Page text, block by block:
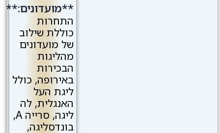
**מועדונים:**
התחרות
כוללת שילוב
של מועדונים
מהליגות
הבכירות
באירופה, כולל
ליגת העל
האנגלית, לה
ליגה, סרייה A,
בונדסליגה,